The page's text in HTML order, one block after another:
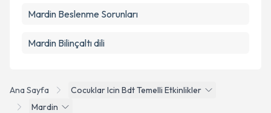
Ana Sayfa
Cocuklar Icin Bdt Temelli Etkinlikler
Mardin
Mardin Beslenme Sorunları
Mardin Bilinçaltı dili